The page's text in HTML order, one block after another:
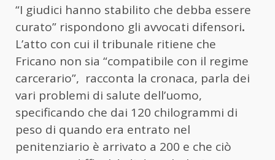
“I giudici hanno stabilito che debba essere
curato” rispondono gli avvocati difensori.
L’atto con cui il tribunale ritiene che
Fricano non sia “compatibile con il regime
carcerario”, racconta la cronaca, parla dei
vari problemi di salute dell’uomo,
specificando che dai 120 chilogrammi di
peso di quando era entrato nel
penitenziario è arrivato a 200 e che ciò